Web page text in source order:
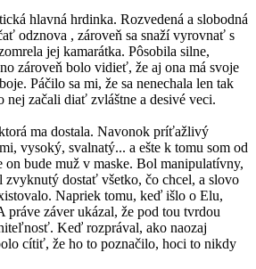
hlavná hrdinka. Rozvedená a slobodná
odznova , zároveň sa snaží vyrovnať s
jej kamarátka. Pôsobila silne,
zároveň bolo vidieť, že aj ona má svoje
Páčilo sa mi, že sa nenechala len tak
nej začali diať zvláštne a desivé veci.
ma dostala. Navonok príťažlivý
vysoký, svalnatý... a ešte k tomu som od
on bude muž v maske. Bol manipulatívny,
zvyknutý dostať všetko, čo chcel, a slovo
Napriek tomu, keď išlo o Elu,
práve záver ukázal, že pod tou tvrdou
Keď rozprával, ako naozaj
cítiť, že ho to poznačilo, hoci to nikdy